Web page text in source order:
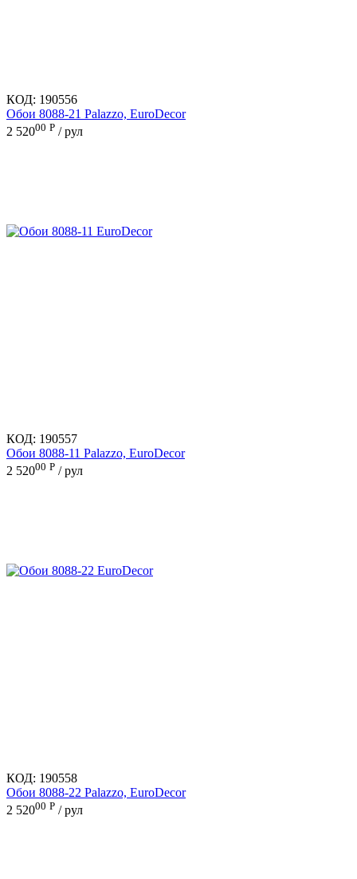
КОД: 190556
Обои 8088-21 Palazzo, EuroDecor
2 52000 Р / рул
КОД: 190557
Обои 8088-11 Palazzo, EuroDecor
2 52000 Р / рул
КОД: 190558
Обои 8088-22 Palazzo, EuroDecor
2 52000 Р / рул